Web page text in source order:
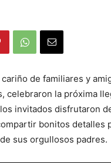
de familiares y
celebraron la próxima
invitados disfrutaron
bonitos detalles
sus orgullosos padres.